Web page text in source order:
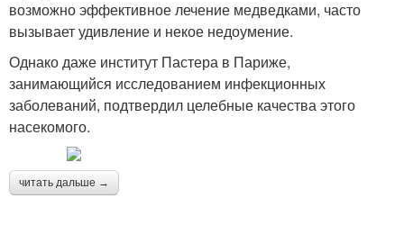
возможно эффективное лечение медведками, часто
вызывает удивление и некое недоумение.
Однако даже институт Пастера в Париже,
занимающийся исследованием инфекционных
заболеваний, подтвердил целебные качества этого
насекомого.
читать дальше →